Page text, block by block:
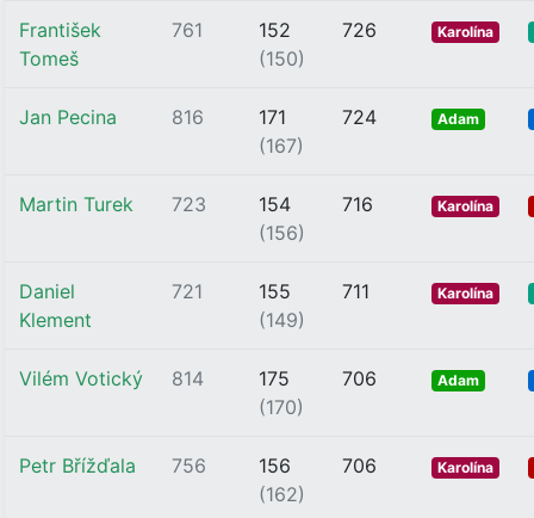
František
Tomeš
761
152
(150)
726 Karolína
Jan Pecina 816
171
(167)
724 Adam
Martin Turek 723
154
(156)
716 Karolína
Daniel
Klement
721
155
(149)
711 Karolína
Vilém Votický 814
175
(170)
706 Adam
Petr Břížďala 756
156
(162)
706 Karolína